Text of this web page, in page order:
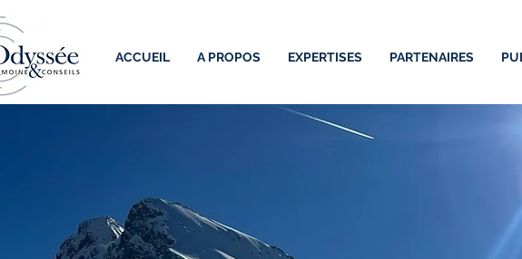
ACCUEIL A PROPOS EXPERTISES PARTENAIRES